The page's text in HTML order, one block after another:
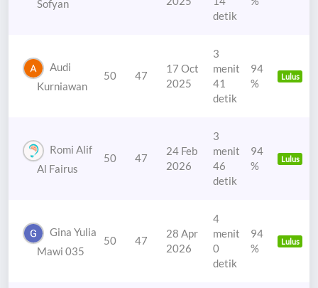
Sofyan
detik
Audi
Kurniawan
50 47
17 Oct
2025
3
menit
41
detik
94
%
Lulus
Romi Alif
Al Fairus
50 47
24 Feb
2026
3
menit
46
detik
94
%
Lulus
Gina Yulia
Mawi 035
50 47
28 Apr
2026
4
menit
0
detik
94
%
Lulus